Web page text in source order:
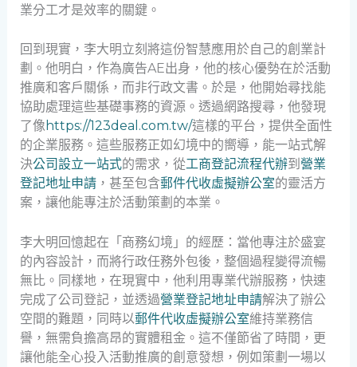
業分工才是效率的關鍵。
回到現實，李大明立刻將這份智慧應用於自己的創業計
劃。他明白，作為廣告AE出身，他的核心優勢在於活動
推廣和客戶關係，而非行政文書。於是，他開始尋找能
協助處理這些基礎事務的資源。透過網路搜尋，他發現
了像 https://123deal.com.tw/這樣的平台，提供全面性
的企業服務。這些服務正如幻境中的嚮導，能一站式解
決公司設立一站式的需求，從工商登記流程代辦到 營業
登記地址申請，甚至包含郵件代收虛擬辦公室的靈活方
案，讓他能專注於活動策劃的本業。
李大明回憶起在「商務幻境」的經歷：當他專注於盛宴
的內容設計，而將行政任務外包後，整個過程變得流暢
無比。同樣地，在現實中，他利用專業代辦服務，快速
完成了公司登記，並透過營業登記地址申請解決了辦公
空間的難題，同時以郵件代收虛擬辦公室維持業務信
譽，無需負擔高昂的實體租金。這不僅節省了時間，更
讓他能全心投入活動推廣的創意發想，例如策劃一場以